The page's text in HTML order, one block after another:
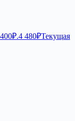
4 480₽Текущая